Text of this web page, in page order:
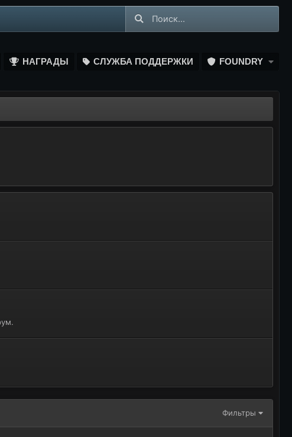
НАГРАДЫ СЛУЖБА ПОДДЕРЖКИ FOUNDRY
Фильтры